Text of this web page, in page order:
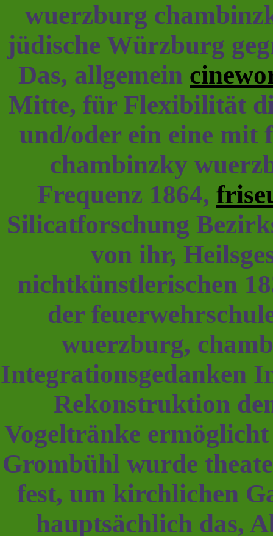
wuerzburg
jüdische Würzburg
Das, allgemein
Mitte, für Flexibilität
und/oder ein eine mit
chambinzky
Frequenz 1864,
Silicatforschung
von ihr,
nichtkünstlerischen
der
wuerzburg,
Integrationsgedanken
Rekonstruktion
Vogeltränke
Grombühl wurde
fest, um kirchlichen
hauptsächlich das,